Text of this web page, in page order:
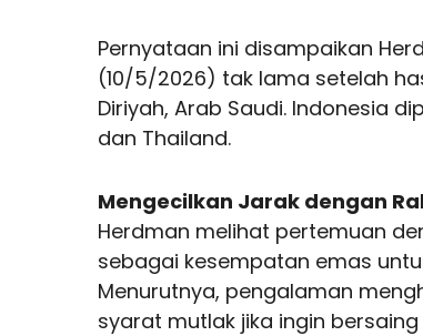
Pernyataan ini disampaikan
(10/5/2026) tak lama setelah
Diriyah, Arab Saudi. Indonesia
dan Thailand.
Mengecilkan Jarak dengan
Herdman melihat pertemuan
sebagai kesempatan emas
Menurutnya, pengalaman
syarat mutlak jika ingin